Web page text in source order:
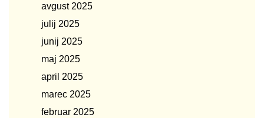
avgust 2025
julij 2025
junij 2025
maj 2025
april 2025
marec 2025
februar 2025